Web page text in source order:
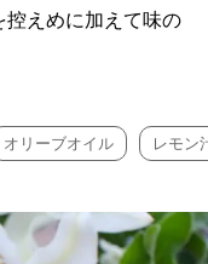
控えめに加えて味の
オリーブオイル レモン